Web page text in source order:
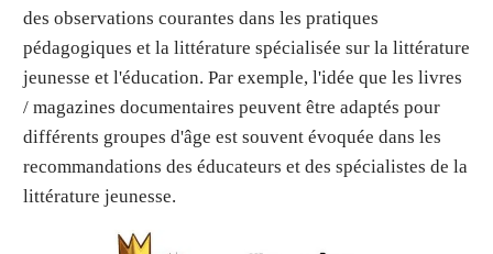
des observations courantes dans les pratiques
pédagogiques et la littérature spécialisée sur la littérature
jeunesse et l'éducation. Par exemple, l'idée que les livres
/ magazines documentaires peuvent être adaptés pour
différents groupes d'âge est souvent évoquée dans les
recommandations des éducateurs et des spécialistes de la
littérature jeunesse.